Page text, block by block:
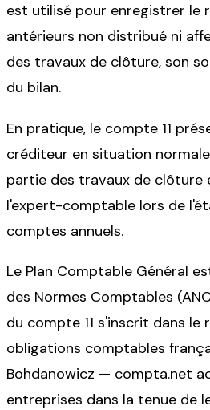
est utilisé pour enregistrer le
antérieurs non distribué ni
des travaux de clôture, son
du bilan.
En pratique, le compte 11
créditeur en situation
partie des travaux de clôture
l'expert-comptable lors de
comptes annuels.
Le Plan Comptable Général
des Normes Comptables
du compte 11 s'inscrit dans le
obligations comptables
Bohdanowicz — compta.net
entreprises dans la tenue de